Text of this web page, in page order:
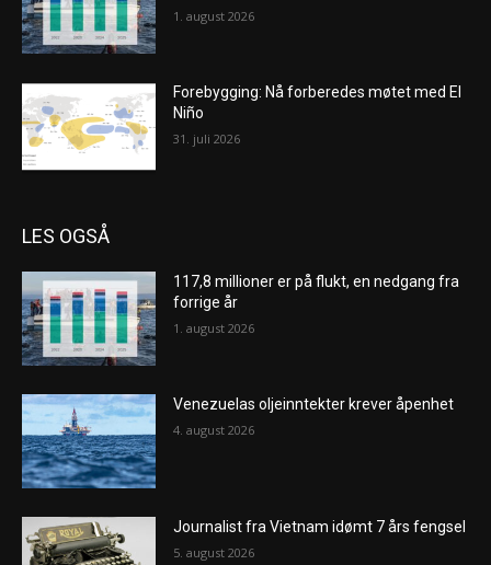
1. august 2026
Forebygging: Nå forberedes møtet med El
Niño
31. juli 2026
LES OGSÅ
117,8 millioner er på flukt, en nedgang fra
forrige år
1. august 2026
Venezuelas oljeinntekter krever åpenhet
4. august 2026
Journalist fra Vietnam idømt 7 års fengsel
5. august 2026